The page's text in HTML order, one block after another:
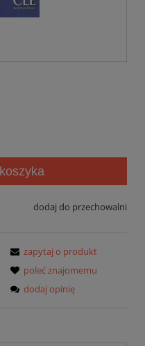
dodaj do przechowalni
zapytaj o produkt
poleć znajomemu
dodaj opinię